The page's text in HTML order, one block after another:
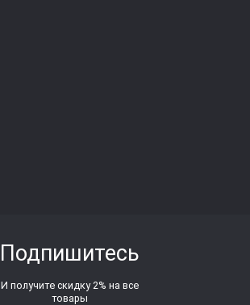
Подпишитесь
И получите скидку 2% на все
товары